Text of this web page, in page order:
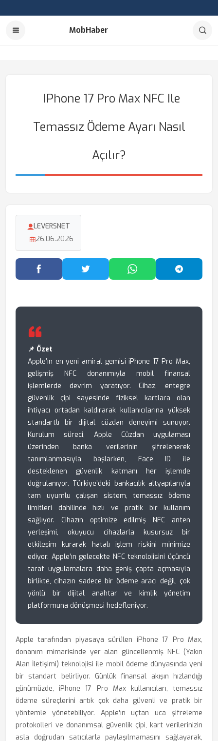
MobHaber
IPhone 17 Pro Max NFC Ile
Temassız Ödeme Ayarı Nasıl
Açılır?
LEVERSNET
26.06.2026
Facebook'ta PaylaşTwitter'da PaylaşWhatsApp'ta Paylaş
📌 Özet
Apple’ın en yeni amiral gemisi iPhone 17 Pro Max,
gelişmiş NFC donanımıyla mobil finansal
işlemlerde devrim yaratıyor. Cihaz, entegre
güvenlik çipi sayesinde fiziksel kartlara olan
ihtiyacı ortadan kaldırarak kullanıcılarına yüksek
standartlı bir dijital cüzdan deneyimi sunuyor.
Kurulum süreci, Apple Cüzdan uygulaması
üzerinden banka verilerinin şifrelenerek
tanımlanmasıyla başlarken, Face ID ile
desteklenen güvenlik katmanı her işlemde
doğrulanıyor. Türkiye’deki bankacılık altyapılarıyla
tam uyumlu çalışan sistem, temassız ödeme
limitleri dahilinde hızlı ve pratik bir kullanım
sağlıyor. Cihazın optimize edilmiş NFC anten
yerleşimi, okuyucu cihazlarla kusursuz bir
etkileşim kurarak hatalı işlem riskini minimize
ediyor. Apple’ın gelecekte NFC teknolojisini üçüncü
taraf uygulamalara daha geniş çapta açmasıyla
birlikte, cihazın sadece bir ödeme aracı değil, çok
yönlü bir dijital anahtar ve kimlik yönetim
platformuna dönüşmesi hedefleniyor.
Apple tarafından piyasaya sürülen iPhone 17 Pro Max,
donanım mimarisinde yer alan güncellenmiş NFC (Yakın
Alan İletişimi) teknolojisi ile mobil ödeme dünyasında yeni
bir standart belirliyor. Günlük finansal akışın hızlandığı
günümüzde, iPhone 17 Pro Max kullanıcıları, temassız
ödeme süreçlerini artık çok daha güvenli ve pratik bir
yöntemle yönetebiliyor. Apple'ın uçtan uca şifreleme
protokolleri ve donanımsal güvenlik çipi, kart verilerinizin
asla doğrudan satıcılarla paylaşılmamasını sağlayarak,